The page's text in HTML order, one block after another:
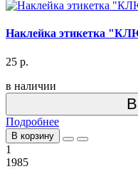
Наклейка этикетка
25 р.
в наличии
Подробнее
В корзину
1
1985